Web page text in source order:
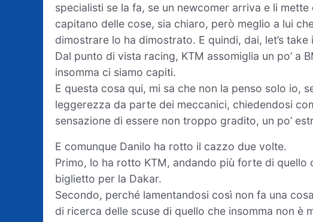
specialisti se la fa, se un newcomer arriva e li
capitano delle cose, sia chiaro, però meglio a lui
dimostrare lo ha dimostrato. E quindi, dai, let’s take
Dal punto di vista racing, KTM assomiglia un po’ a
insomma ci siamo capiti.
E questa cosa qui, mi sa che non la penso solo io,
leggerezza da parte dei meccanici, chiedendosi
sensazione di essere non troppo gradito, un po’
E comunque Danilo ha rotto il cazzo due volte.
Primo, lo ha rotto KTM, andando più forte di
biglietto per la Dakar.
Secondo, perché lamentandosi così non fa una
di ricerca delle scuse di quello che insomma non è